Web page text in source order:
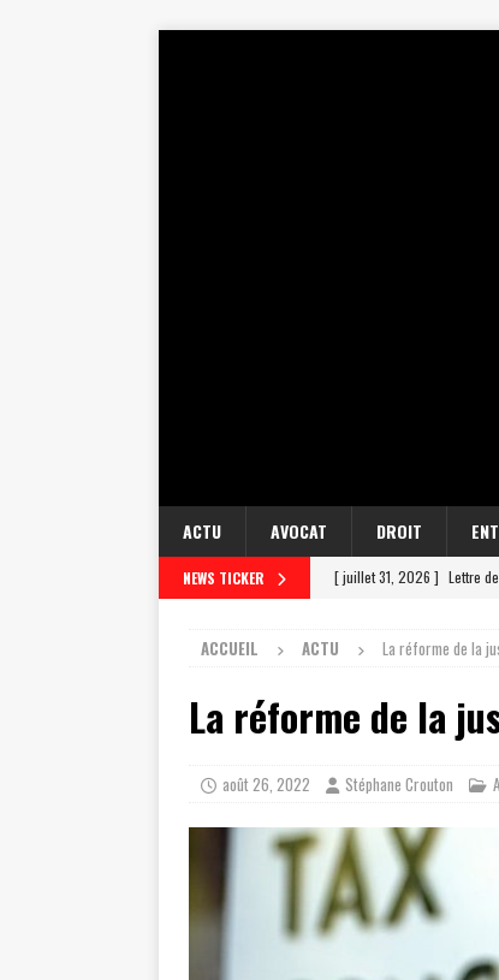
ACTU AVOCAT DROIT
NEWS TICKER [ juillet 31, 2026 ] Lettre
[ juillet 23, 2026 ] Les
[ juillet 19, 2026 ]
Le
[ août 4, 2026 ] Comment
ACCUEIL ACTU La réforme de la
La réforme de la
août 26, 2022 Stéphane Crouton